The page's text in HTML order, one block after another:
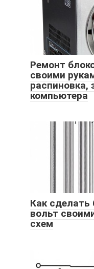
Ремонт
своими
распиновка,
компьютера
Как сделать
вольт
схем